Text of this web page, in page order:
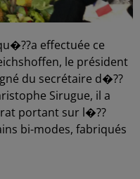
effectuée ce
le président
du secrétaire d�??
Sirugue, il a
portant sur l�??
bi-modes, fabriqués